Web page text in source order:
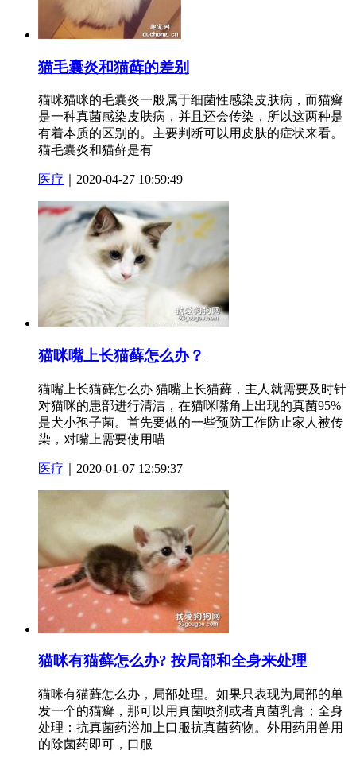
猫毛囊炎和猫藓的差别
猫咪猫咪的毛囊炎一般属于细菌性感染皮肤病，而猫癣
是一种真菌感染皮肤病，并且还会传染，所以这两种是
有着本质的区别的。主要判断可以用皮肤的症状来看。
猫毛囊炎和猫藓是有
医疗 ｜2020-04-27 10:59:49
猫咪嘴上长猫藓怎么办？
猫嘴上长猫藓怎么办 猫嘴上长猫藓，主人就需要及时针
对猫咪的患部进行清洁，在猫咪嘴角上出现的真菌95%
是犬小孢子菌。首先要做的一些预防工作防止家人被传
染，对嘴上需要使用喵
医疗 ｜2020-01-07 12:59:37
猫咪有猫藓怎么办? 按局部和全身来处理
猫咪有猫藓怎么办，局部处理。如果只表现为局部的单
发一个的猫癣，那可以用真菌喷剂或者真菌乳膏；全身
处理：抗真菌药浴加上口服抗真菌药物。外用药用兽用
的除菌药即可，口服